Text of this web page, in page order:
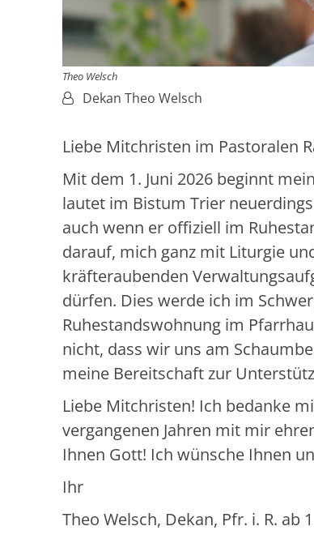
Theo Welsch
Von:Dekan Theo Welsch
Liebe Mitchristen im Pastoralen
Mit dem 1. Juni 2026 beginnt
lautet im Bistum Trier
auch wenn er offiziell im
darauf, mich ganz mit Liturgie
kräfteraubenden
dürfen. Dies werde ich im
Ruhestandswohnung im
nicht, dass wir uns am
meine Bereitschaft zur
Liebe Mitchristen! Ich bedanke
vergangenen Jahren mit mir
Ihnen Gott! Ich wünsche Ihnen
Ihr
Theo Welsch, Dekan, Pfr. i. R. ab